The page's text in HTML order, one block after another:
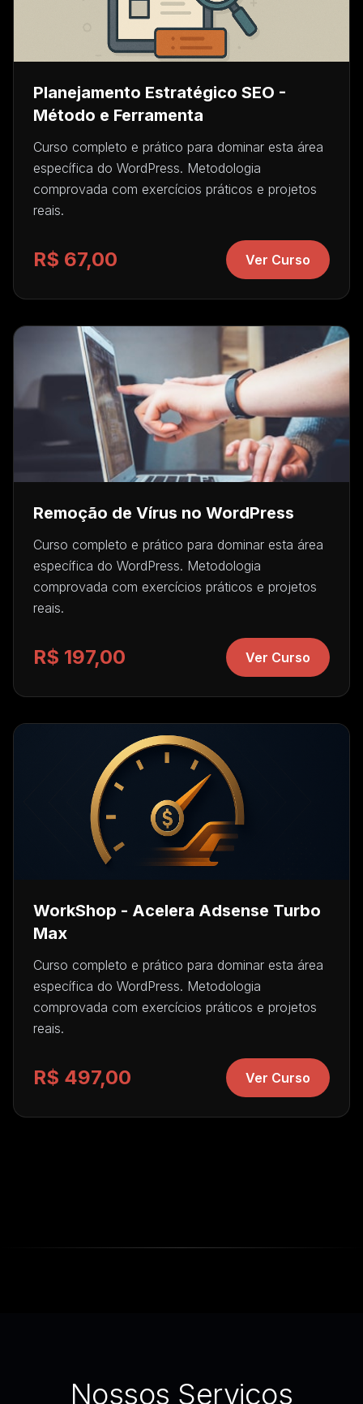
Planejamento Estratégico SEO -
Método e Ferramenta
Curso completo e prático para dominar esta área
específica do WordPress. Metodologia
comprovada com exercícios práticos e projetos
reais.
R$ 67,00 Ver Curso
Remoção de Vírus no WordPress
Curso completo e prático para dominar esta área
específica do WordPress. Metodologia
comprovada com exercícios práticos e projetos
reais.
R$ 197,00 Ver Curso
WorkShop - Acelera Adsense Turbo
Max
Curso completo e prático para dominar esta área
específica do WordPress. Metodologia
comprovada com exercícios práticos e projetos
reais.
R$ 497,00 Ver Curso
Nossos Serviços